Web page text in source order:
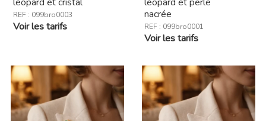
REF : 099bro0003
Voir les tarifs
nacrée
REF : 099bro0001
Voir les tarifs